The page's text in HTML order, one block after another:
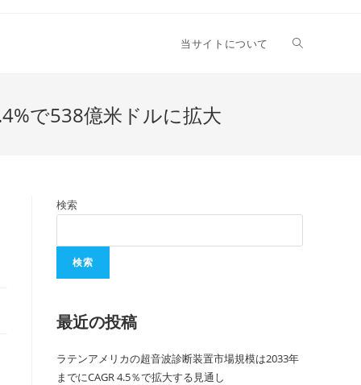
当サイトについて
で538億米ドルに拡大
検索
検索
最近の投稿
ラテンアメリカの超音波診断装置市場規模は2033年
までにCAGR 4.5％で拡大する見通し